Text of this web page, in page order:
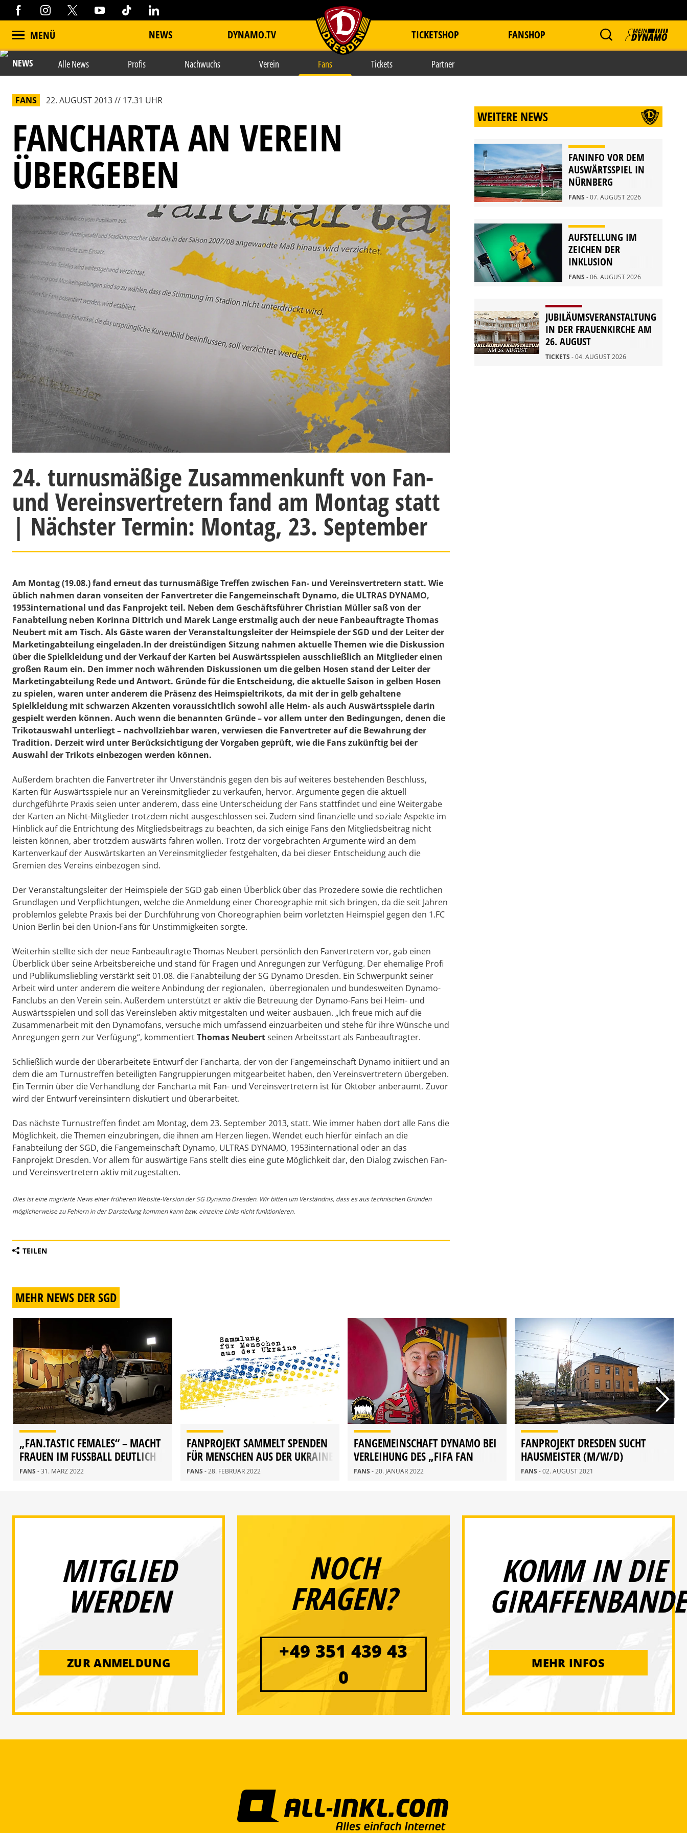
MENÜ NEWS DYNAMO.TV item.title TICKETSHOP FANSHOP
NEWS Alle News Profis Nachwuchs Verein Fans Tickets Partner
FANS 22. AUGUST 2013 // 17.31 UHR
FANCHARTA AN VEREIN
ÜBERGEBEN
24. turnusmäßige Zusammenkunft von Fan-
und Vereinsvertretern fand am Montag statt
| Nächster Termin: Montag, 23. September
Am Montag (19.08.) fand erneut das turnusmäßige Treffen zwischen Fan- und Vereinsvertretern statt. Wie
üblich nahmen daran vonseiten der Fanvertreter die Fangemeinschaft Dynamo, die ULTRAS DYNAMO,
1953international und das Fanprojekt teil. Neben dem Geschäftsführer Christian Müller saß von der
Fanabteilung neben Korinna Dittrich und Marek Lange erstmalig auch der neue Fanbeauftragte Thomas
Neubert mit am Tisch. Als Gäste waren der Veranstaltungsleiter der Heimspiele der SGD und der Leiter der
Marketingabteilung eingeladen.In der dreistündigen Sitzung nahmen aktuelle Themen wie die Diskussion
über die Spielkleidung und der Verkauf der Karten bei Auswärtsspielen ausschließlich an Mitglieder einen
großen Raum ein. Den immer noch währenden Diskussionen um die gelben Hosen stand der Leiter der
Marketingabteilung Rede und Antwort. Gründe für die Entscheidung, die aktuelle Saison in gelben Hosen
zu spielen, waren unter anderem die Präsenz des Heimspieltrikots, da mit der in gelb gehaltene
Spielkleidung mit schwarzen Akzenten voraussichtlich sowohl alle Heim- als auch Auswärtsspiele darin
gespielt werden können. Auch wenn die benannten Gründe – vor allem unter den Bedingungen, denen die
Trikotauswahl unterliegt – nachvollziehbar waren, verwiesen die Fanvertreter auf die Bewahrung der
Tradition. Derzeit wird unter Berücksichtigung der Vorgaben geprüft, wie die Fans zukünftig bei der
Auswahl der Trikots einbezogen werden können.
Außerdem brachten die Fanvertreter ihr Unverständnis gegen den bis auf weiteres bestehenden Beschluss,
Karten für Auswärtsspiele nur an Vereinsmitglieder zu verkaufen, hervor. Argumente gegen die aktuell
durchgeführte Praxis seien unter anderem, dass eine Unterscheidung der Fans stattfindet und eine Weitergabe
der Karten an Nicht-Mitglieder trotzdem nicht ausgeschlossen sei. Zudem sind finanzielle und soziale Aspekte im
Hinblick auf die Entrichtung des Mitgliedsbeitrags zu beachten, da sich einige Fans den Mitgliedsbeitrag nicht
leisten können, aber trotzdem auswärts fahren wollen. Trotz der vorgebrachten Argumente wird an dem
Kartenverkauf der Auswärtskarten an Vereinsmitglieder festgehalten, da bei dieser Entscheidung auch die
Gremien des Vereins einbezogen sind.
Der Veranstaltungsleiter der Heimspiele der SGD gab einen Überblick über das Prozedere sowie die rechtlichen
Grundlagen und Verpflichtungen, welche die Anmeldung einer Choreographie mit sich bringen, da die seit Jahren
problemlos gelebte Praxis bei der Durchführung von Choreographien beim vorletzten Heimspiel gegen den 1.FC
Union Berlin bei den Union-Fans für Unstimmigkeiten sorgte.
Weiterhin stellte sich der neue Fanbeauftragte Thomas Neubert persönlich den Fanvertretern vor, gab einen
Überblick über seine Arbeitsbereiche und stand für Fragen und Anregungen zur Verfügung. Der ehemalige Profi
und Publikumsliebling verstärkt seit 01.08. die Fanabteilung der SG Dynamo Dresden. Ein Schwerpunkt seiner
Arbeit wird unter anderem die weitere Anbindung der regionalen, überregionalen und bundesweiten Dynamo-
Fanclubs an den Verein sein. Außerdem unterstützt er aktiv die Betreuung der Dynamo-Fans bei Heim- und
Auswärtsspielen und soll das Vereinsleben aktiv mitgestalten und weiter ausbauen. „Ich freue mich auf die
Zusammenarbeit mit den Dynamofans, versuche mich umfassend einzuarbeiten und stehe für ihre Wünsche und
Anregungen gern zur Verfügung“, kommentiertThomas Neubertseinen Arbeitsstart als Fanbeauftragter.
Schließlich wurde der überarbeitete Entwurf der Fancharta, der von der Fangemeinschaft Dynamo initiiert und an
dem die am Turnustreffen beteiligten Fangruppierungen mitgearbeitet haben, den Vereinsvertretern übergeben.
Ein Termin über die Verhandlung der Fancharta mit Fan- und Vereinsvertretern ist für Oktober anberaumt. Zuvor
wird der Entwurf vereinsintern diskutiert und überarbeitet.
Das nächste Turnustreffen findet am Montag, dem 23. September 2013, statt. Wie immer haben dort alle Fans die
Möglichkeit, die Themen einzubringen, die ihnen am Herzen liegen. Wendet euch hierfür einfach an die
Fanabteilung der SGD, die Fangemeinschaft Dynamo, ULTRAS DYNAMO, 1953international oder an das
Fanprojekt Dresden. Vor allem für auswärtige Fans stellt dies eine gute Möglichkeit dar, den Dialog zwischen Fan-
und Vereinsvertretern aktiv mitzugestalten.
Dies ist eine migrierte News einer früheren Website-Version der SG Dynamo Dresden. Wir bitten um Verständnis, dass es aus technischen Gründen
möglicherweise zu Fehlern in der Darstellung kommen kann bzw. einzelne Links nicht funktionieren.
TEILEN
WEITERE NEWS
FANINFO VOR DEM
AUSWÄRTSSPIEL IN
NÜRNBERG
FANS - 07. AUGUST 2026
AUFSTELLUNG IM
ZEICHEN DER
INKLUSION
FANS - 06. AUGUST 2026
JUBILÄUMSVERANSTALTUNG
IN DER FRAUENKIRCHE AM
26. AUGUST
TICKETS - 04. AUGUST 2026
MEHR NEWS DER SGD
„FAN.TASTIC FEMALES“ – MACHT
FRAUEN IM FUSSBALL DEUTLICH S
ICHTBARER!
FANS - 31. MÄRZ 2022
FANPROJEKT SAMMELT SPENDEN
FÜR MENSCHEN AUS DER UKRAINE
FANS - 28. FEBRUAR 2022
FANGEMEINSCHAFT DYNAMO BEI
VERLEIHUNG DES „FIFA FAN
AWARD“
FANS - 20. JANUAR 2022
FANPROJEKT DRESDEN SUCHT
HAUSMEISTER (M/W/D)
FANS - 02. AUGUST 2021
MITGLIED
WERDEN
ZUR ANMELDUNG
NOCH
FRAGEN?
+49 351 439 43
0
KOMM IN DIE
GIRAFFENBANDE
MEHR INFOS